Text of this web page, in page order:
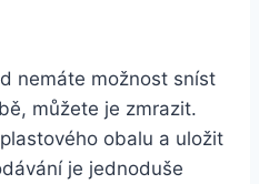
nemáte možnost sníst
můžete je zmrazit.
obalu a uložit
je jednoduše